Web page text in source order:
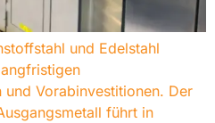
und Edelstahl
Vorabinvestitionen. Der
führt in